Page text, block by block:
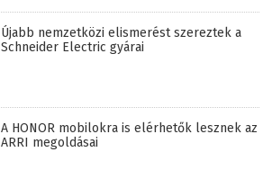
Újabb nemzetközi elismerést szereztek a
Schneider Electric gyárai
A HONOR mobilokra is elérhetők lesznek az
ARRI megoldásai